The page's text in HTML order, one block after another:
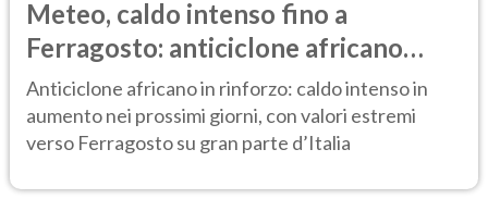
Meteo, caldo intenso fino a
Ferragosto: anticiclone africano
ancora protagonista
Anticiclone africano in rinforzo: caldo intenso in
aumento nei prossimi giorni, con valori estremi
verso Ferragosto su gran parte d’Italia